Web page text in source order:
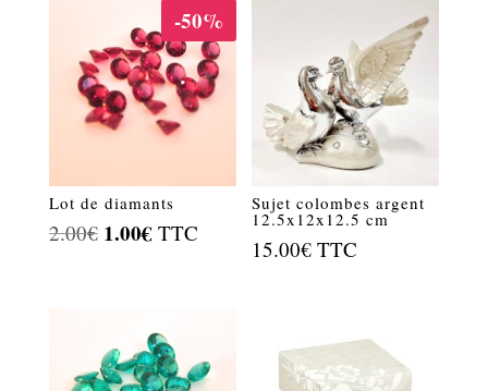
-50%
Lot de diamants
2.00€ Le
2.00€.
1.00€Le
1.00€.
TTC
Sujet colombes argent
12.5x12x12.5 cm
15.00€ TTC